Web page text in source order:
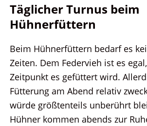
Täglicher Turnus beim
Hühnerfüttern
Beim Hühnerfüttern bedarf es
Zeiten. Dem Federvieh ist es
Zeitpunkt es gefüttert wird.
Fütterung am Abend relativ
würde größtenteils unberührt
Hühner kommen abends zur